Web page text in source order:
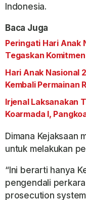
Indonesia.
Baca Juga
Peringati Hari Anak
Tegaskan
Hari Anak Nasional
Kembali Permainan
Irjenal Laksanakan
Koarmada I,
Dimana Kejaksaan
untuk melakukan
“Ini berarti hanya
pengendali
prosecution